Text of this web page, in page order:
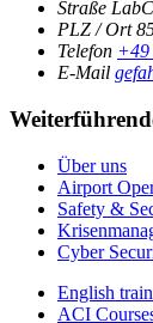
Straße
PLZ / Ort
Telefon +49
E-Mail
Über uns
Airport
Safety &
Cyber
English
ACI